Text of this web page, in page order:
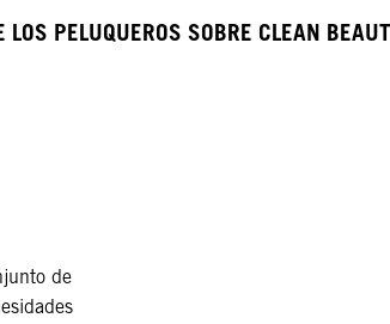
LOS PELUQUEROS SOBRE CLEAN
de